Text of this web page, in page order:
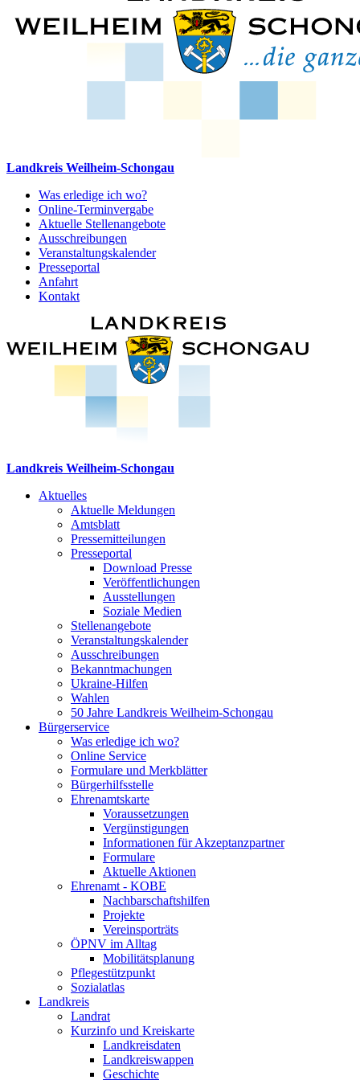
Landkreis Weilheim-Schongau
Was erledige ich wo?
Online-Terminvergabe
Aktuelle Stellenangebote
Ausschreibungen
Veranstaltungskalender
Presseportal
Anfahrt
Kontakt
Landkreis Weilheim-Schongau
Aktuelles
Aktuelle Meldungen
Amtsblatt
Pressemitteilungen
Presseportal
Download Presse
Veröffentlichungen
Ausstellungen
Soziale Medien
Stellenangebote
Veranstaltungskalender
Ausschreibungen
Bekanntmachungen
Ukraine-Hilfen
Wahlen
50 Jahre Landkreis Weilheim-Schongau
Bürgerservice
Was erledige ich wo?
Online Service
Formulare und Merkblätter
Bürgerhilfsstelle
Ehrenamtskarte
Voraussetzungen
Vergünstigungen
Informationen für Akzeptanzpartner
Formulare
Aktuelle Aktionen
Ehrenamt - KOBE
Nachbarschaftshilfen
Projekte
Vereinsporträts
ÖPNV im Alltag
Mobilitätsplanung
Pflegestützpunkt
Sozialatlas
Landkreis
Landrat
Kurzinfo und Kreiskarte
Landkreisdaten
Landkreiswappen
Geschichte